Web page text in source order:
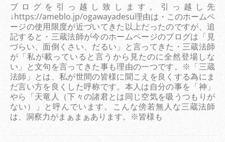
ブログを引っ越し致します。引っ越し先
↓https://ameblo.jp/ogawayadesu理由は・このホームペ
ージの使用限度が近づいてきた以上だったのですが、追
記すると・三蔵法師が今のホームページのブログは「見
づらい、面倒くさい、だるい」と言ってきた・三蔵法師
が「私が載っていると言うから見たのに全然登場しな
い」と文句を言ってきた事も理由の一つです。※「三蔵
法師」とは、私が世間の皆様に聞こえを良くする為にま
だ言い方を良くした呼称です。本人は自分の事を「神」
やら「天竜人（下々の諸君とは同じ空気を吸うつもりが
ない）」と呼んでいます。こんな傍若無人な三蔵法師
は、洞察力がまぁまぁあります。※皆様も